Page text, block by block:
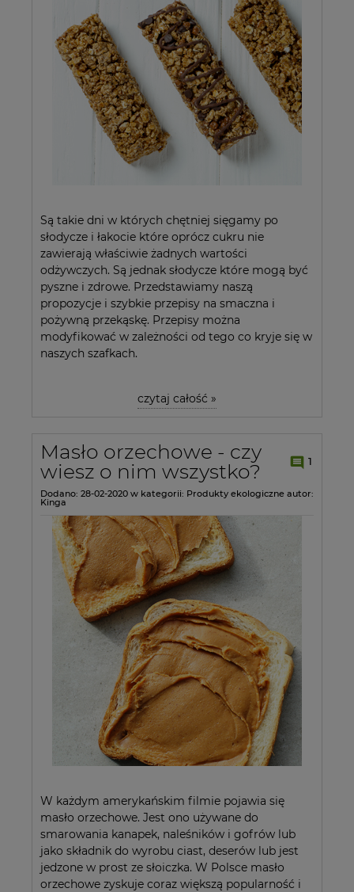
Są takie dni w których chętniej sięgamy po
słodycze i łakocie które oprócz cukru nie
zawierają właściwie żadnych wartości
odżywczych. Są jednak słodycze które mogą być
pyszne i zdrowe. Przedstawiamy naszą
propozycje i szybkie przepisy na smaczna i
pożywną przekąskę. Przepisy można
modyfikować w zależności od tego co kryje się w
naszych szafkach.
czytaj całość »
Masło orzechowe - czy
wiesz o nim wszystko?
1
Dodano: 28-02-2020 w kategorii: Produkty ekologiczne autor:
Kinga
W każdym amerykańskim filmie pojawia się
masło orzechowe. Jest ono używane do
smarowania kanapek, naleśników i gofrów lub
jako składnik do wyrobu ciast, deserów lub jest
jedzone w prost ze słoiczka. W Polsce masło
orzechowe zyskuje coraz większą popularność i